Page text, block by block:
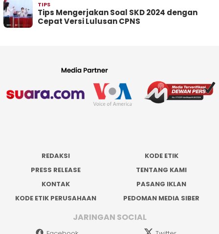
TIPS
Tips Mengerjakan Soal SKD 2024 dengan
Cepat Versi Lulusan CPNS
REDAKSI
KODE ETIK
PRESS RELEASE
TENTANG KAMI
KONTAK
PASANG IKLAN
KODE ETIK PERUSAHAAN
PEDOMAN MEDIA SIBER
JARINGAN SOCIAL